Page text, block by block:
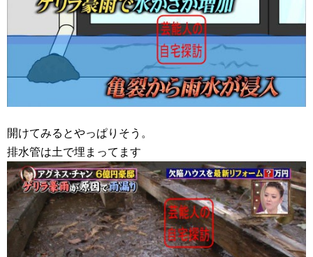
開けてみるとやっぱりそう。
排水管は土で埋まってます